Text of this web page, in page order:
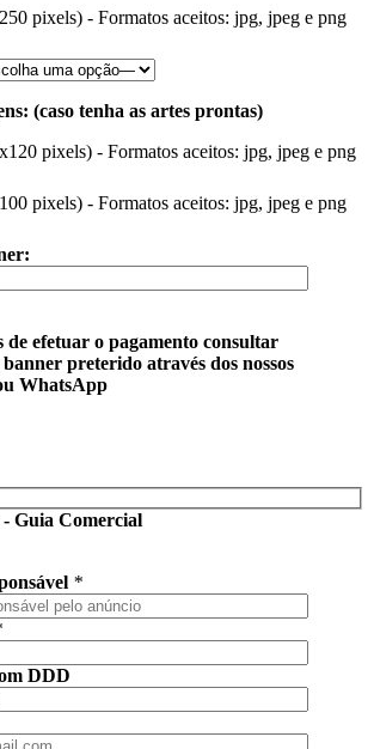
pixels) - Formatos aceitos: jpg, jpeg e png
(caso tenha as artes prontas)
pixels) - Formatos aceitos: jpg, jpeg e png
pixels) - Formatos aceitos: jpg, jpeg e png
efetuar o pagamento consultar
preterido através dos nossos
WhatsApp
Guia Comercial
*
DDD